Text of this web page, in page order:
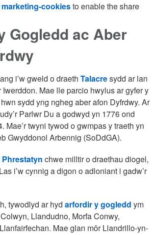
cookiesto enable the share
Gogledd ac Aber
i’w gweld o draeth Talacresydd ar lan
Mae lle parcio hwylus ar gyfer y
sydd yng ngheg aber afon Dyfrdwy. Ar
Parlwr Du a godwyd yn 1776 ond
Mae’r twyni tywod o gwmpas y traeth yn
Gwyddonol Arbennig (SoDdGA).
Phrestatyn chwe milltir o draethau diogel,
i’w cynnig a digon o adloniant i gadw’r
tywodlyd ar hyd arfordir y gogledd ym
Llandudno, Morfa Conwy,
Mae glan môr Llandrillo-yn-